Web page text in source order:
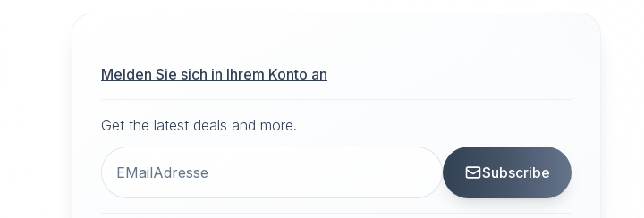
Melden Sie sich in Ihrem Konto an
Get the latest deals and more.
Subscribe